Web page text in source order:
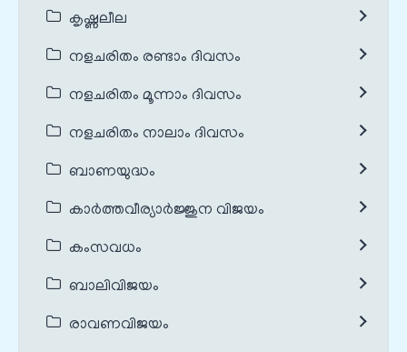
കൃഷ്ണലീല
നളചരിതം രണ്ടാം ദിവസം
നളചരിതം മൂന്നാം ദിവസം
നളചരിതം നാലാം ദിവസം
ബാണയുദ്ധം
കാർത്തവീര്യാർജ്ജുന വിജയം
കംസവധം
ബാലിവിജയം
രാവണവിജയം